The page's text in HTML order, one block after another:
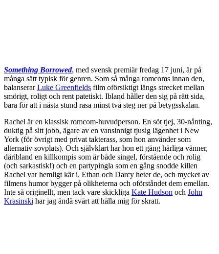
Something Borrowed, med svensk premiär fredag 17 juni, är på
många sätt typisk för genren. Som så många romcoms innan den,
balanserarLuke Greenfields film oförsiktigt längs strecket mellan
smörigt, roligt och rent patetiskt. Ibland håller den sig på rätt sida,
bara för att i nästa stund rasa minst två steg ner på betygsskalan.
Rachel är en klassisk romcom-huvudperson. En söt tjej, 30-nånting,
duktig på sitt jobb, ägare av en vansinnigt tjusig lägenhet i New
York (för övrigt med privat takterass, som hon använder som
alternativ sovplats). Och självklart har hon ett gäng härliga vänner,
däribland en killkompis som är både singel, förstående och rolig
(och sarkastisk!) och en partypingla som en gång snodde killen
Rachel var hemligt kär i. Ethan och Darcy heter de, och mycket av
filmens humor bygger på olikheterna och oförståndet dem emellan.
Inte så originellt, men tack vare skickliga Kate Hudson och John
Krasinski har jag ändå svårt att hålla mig för skratt.